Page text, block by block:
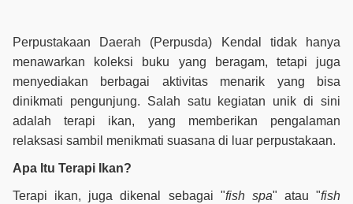
Perpustakaan Daerah (Perpusda) Kendal tidak hanya
menawarkan koleksi buku yang beragam, tetapi juga
menyediakan berbagai aktivitas menarik yang bisa
dinikmati pengunjung. Salah satu kegiatan unik di sini
adalah terapi ikan, yang memberikan pengalaman
relaksasi sambil menikmati suasana di luar perpustakaan.
Apa Itu Terapi Ikan?
Terapi ikan, juga dikenal sebagai "fish spa" atau "fish